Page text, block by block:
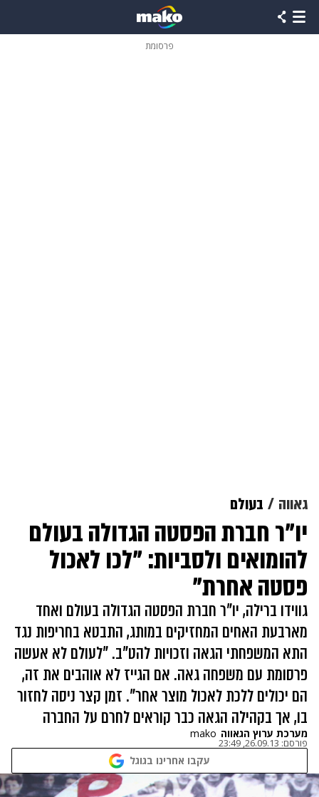
פרסומת
גאווה בעולם
יו"ר חברת הפסטה הגדולה בעולם
להומואים ולסביות: "לכו לאכול
פסטה אחרת"
גווידו ברילה, יו"ר חברת הפסטה הגדולה בעולם ואחד
מארבעת האחים המחזיקים במותג, התבטא בחריפות נגד
התא המשפחתי הגאה וזכויות להט"ב. "לעולם לא אעשה
פרסומת עם משפחה גאה. אם הגייז לא אוהבים את זה,
הם יכולים ללכת לאכול מוצר אחר". זמן קצר ניסה לחזור
בו, אך בקהילה הגאה כבר קוראים לחרם על החברה
מערכת ערוץ הגאווה mako
פורסם: 26.09.13, 23:49
עקבו אחרינו בגוגל